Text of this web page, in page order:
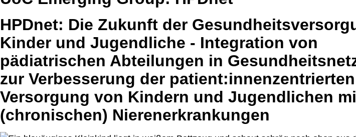
HPDnet: Die Zukunft der
Kinder und Jugendliche - Integration von
pädiatrischen Abteilungen in
zur Verbesserung der patient:innenzentrierten
Versorgung von Kindern und Jugendlichen
(chronischen) Nierenerkrankungen